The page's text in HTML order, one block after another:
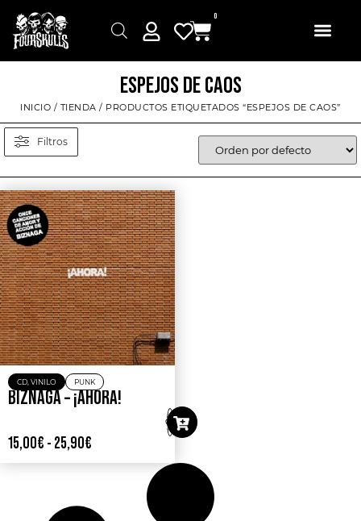
0
ESPEJOS DE CAOS
INICIO / TIENDA / PRODUCTOS ETIQUETADOS “ESPEJOS DE CAOS”
Filtros
CD, VINILO PUNK
BIZNAGA – ¡AHORA!
15,00€ - 25,90€